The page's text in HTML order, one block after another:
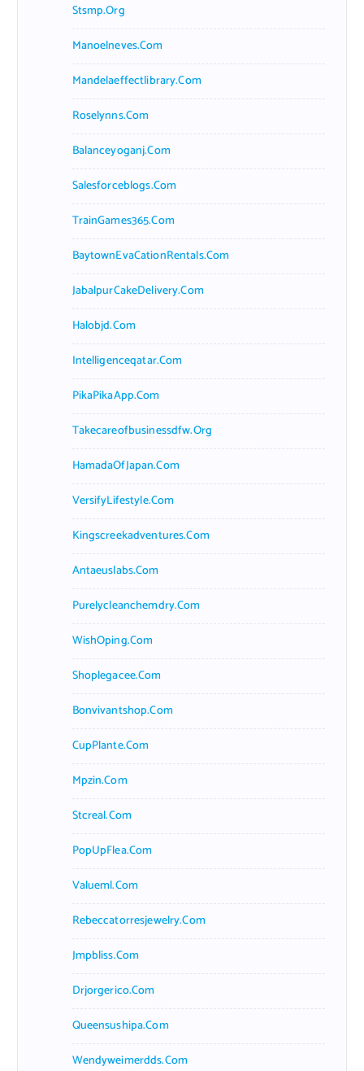
Stsmp.org
Manoelneves.com
Mandelaeffectlibrary.com
Roselynns.com
Balanceyoganj.com
Salesforceblogs.com
TrainGames365.com
BaytownEvaCationRentals.com
JabalpurCakeDelivery.com
Halobjd.com
Intelligenceqatar.com
PikaPikaApp.com
Takecareofbusinessdfw.org
HamadaOfJapan.com
VersifyLifestyle.com
Kingscreekadventures.com
Antaeuslabs.com
Purelycleanchemdry.com
WishOping.com
Shoplegacee.com
Bonvivantshop.com
CupPlante.com
Mpzin.com
Stcreal.com
PopUpFlea.com
Valueml.com
Rebeccatorresjewelry.com
Jmpbliss.com
Drjorgerico.com
Queensushipa.com
Wendyweimerdds.com